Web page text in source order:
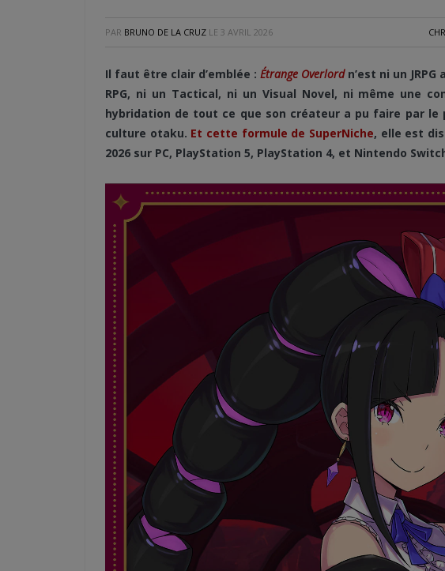
PAR BRUNO DE LA CRUZ LE 3 AVRIL 2026
Il faut être clair d’emblée : Étrange Overlordn’est ni un
RPG, ni un Tactical, ni un Visual Novel, ni même une
hybridation de tout ce que son créateur a pu faire par le
culture otaku. Et cette formule de SuperNiche, elle est
2026 sur PC, PlayStation 5, PlayStation 4, et Nintendo